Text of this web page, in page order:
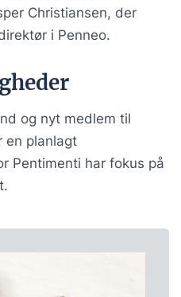
Christiansen, der
i Penneo.
og nyt medlem til
en planlagt
Pentimenti har fokus på